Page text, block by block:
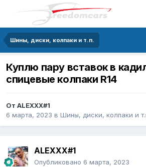
Шины, диски, колпаки и т.п.
Куплю пару вставок в
спицевые колпаки R14
От ALEXXX#1
6 марта, 2023 в Шины, диски, колпаки и
ALEXXX#1
Опубликовано 6 марта, 2023